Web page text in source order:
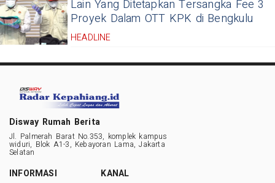
Lain Yang Ditetapkan Tersangka Fee 3
Proyek Dalam OTT KPK di Bengkulu
HEADLINE
Disway Rumah Berita
Jl. Palmerah Barat No.353, komplek kampus
widuri, Blok A1-3, Kebayoran Lama, Jakarta
Selatan
INFORMASI
KANAL